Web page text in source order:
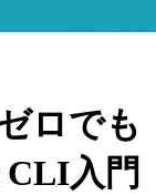
ロでも
入門